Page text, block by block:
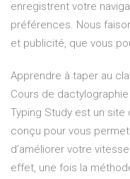
enregistrent votre
préférences. Nous
et publicité, que vous
Apprendre à taper au
Cours de
Typing Study est un site
conçu pour vous
d’améliorer votre
effet, une fois la